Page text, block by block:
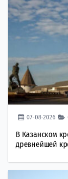
07-08-2026
В Казанском
древнейшей